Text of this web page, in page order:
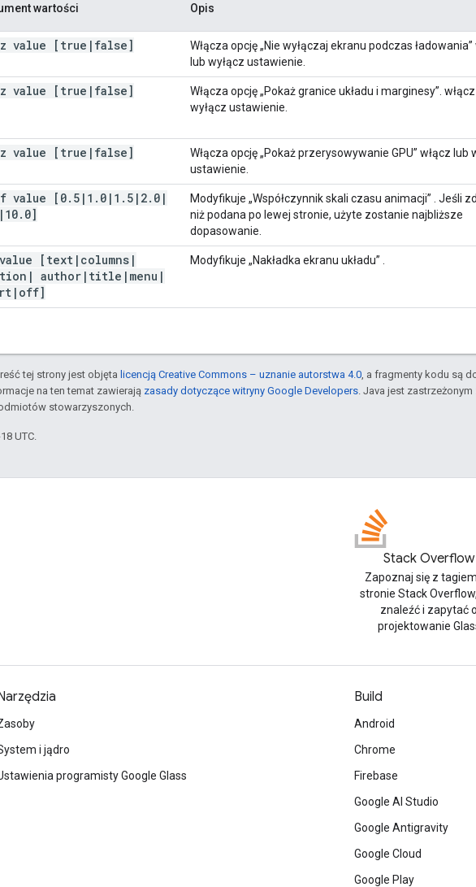
wartości Opis
value [true | false]
Włącza opcję „Nie wyłączaj ekranu podczas ładowania”
lub wyłącz ustawienie.
value [true | false]
Włącza opcję „Pokaż granice układu i marginesy”.
wyłącz ustawienie.
value [true | false]
Włącza opcję „Pokaż przerysowywanie GPU” włącz lub
ustawienie.
value [0. 5 | 1 . 0 | 1 . 5 | 2. 0 |
| 10. 0]
Modyfikuje „Współczynnik skali czasu animacji” . Jeśli
niż podana po lewej stronie, użyte zostanie najbliższe
dopasowanie.
[text | columns |
| author | title | menu |
| off]
Modyfikuje „Nakładka ekranu układu” .
tej strony jest objęta licencją Creative Commons – uznanie autorstwa 4.0 , a fragmenty kodu są
na ten temat zawierają zasady dotyczące witryny Google Developers . Java jest
stowarzyszonych.
UTC.
Stack Overflow
Zapoznaj się z
stronie Stack
znaleźć i zapytać o
projektowanie
i jądro
programisty Google Glass
Build
Android
Chrome
Firebase
Google AI Studio
Google Antigravity
Google Cloud
Google Play